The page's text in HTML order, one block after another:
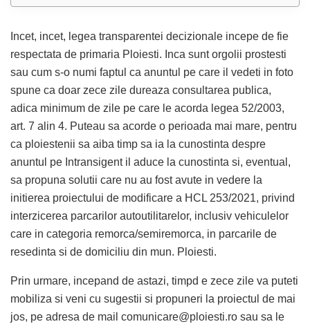
Incet, incet, legea transparentei decizionale incepe de fie
respectata de primaria Ploiesti. Inca sunt orgolii prostesti
sau cum s-o numi faptul ca anuntul pe care il vedeti in foto
spune ca doar zece zile dureaza consultarea publica,
adica minimum de zile pe care le acorda legea 52/2003,
art. 7 alin 4. Puteau sa acorde o perioada mai mare, pentru
ca ploiestenii sa aiba timp sa ia la cunostinta despre
anuntul pe Intransigent il aduce la cunostinta si, eventual,
sa propuna solutii care nu au fost avute in vedere la
initierea proiectului de modificare a HCL 253/2021, privind
interzicerea parcarilor autoutilitarelor, inclusiv vehiculelor
care in categoria remorca/semiremorca, in parcarile de
resedinta si de domiciliu din mun. Ploiesti.
Prin urmare, incepand de astazi, timpd e zece zile va puteti
mobiliza si veni cu sugestii si propuneri la proiectul de mai
jos, pe adresa de mail comunicare@ploiesti.ro sau sa le